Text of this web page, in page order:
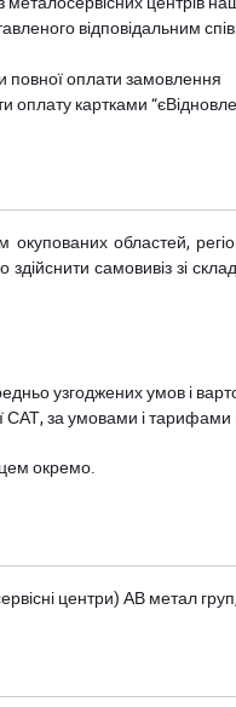
відповідальним
повної оплати замовлення
оплату картками
окупованих областей,
самовивіз зі
узгоджених умов і
САТ, за умовами і тарифами
окремо.
центри) АВ метал груп